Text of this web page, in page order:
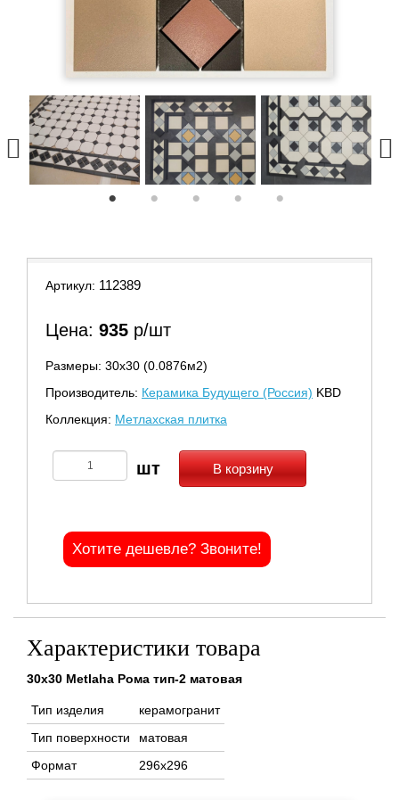
Артикул: 112389
Цена: 935 р/шт
Размеры: 30х30 (0.0876м2)
Производитель: Керамика Будущего (Россия) KBD
Коллекция: Метлахская плитка
В корзину
Хотите дешевле? Звоните!
Характеристики товара
30x30 Metlaha Рома тип-2 матовая
Тип изделия
керамогранит
Тип поверхности
матовая
Формат
296х296